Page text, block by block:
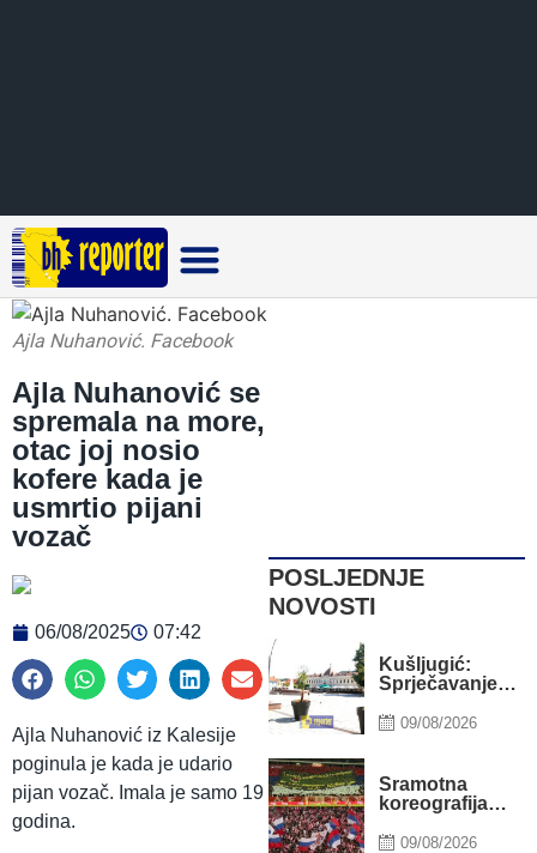
Ajla Nuhanović. Facebook
Ajla Nuhanović se
spremala na more,
otac joj nosio
kofere kada je
usmrtio pijani
vozač
06/08/2025 07:42
Ajla Nuhanović iz Kalesije
poginula je kada je udario
pijan vozač. Imala je samo 19
godina.
POSLJEDNJE
NOVOSTI
Kušljugić:
Sprječavanje
pregrijavanja
zdravlja srca
tokom vrućina
09/08/2026
Sramotna
koreografija
počast zločincu
09/08/2026